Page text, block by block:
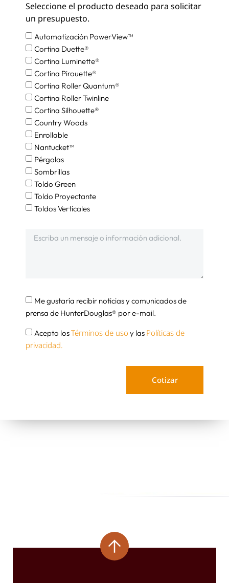
Seleccione el producto deseado para solicitar
un presupuesto.
Automatización PowerView™
Cortina Duette®
Cortina Luminette®
Cortina Pirouette®
Cortina Roller Quantum®
Cortina Roller Twinline
Cortina Silhouette®
Country Woods
Enrollable
Nantucket™
Pérgolas
Sombrillas
Toldo Green
Toldo Proyectante
Toldos Verticales
Me gustaría recibir noticias y comunicados de
prensa de HunterDouglas® por e-mail.
Acepto losTérminos de uso y las Políticas de
privacidad.
Cotizar